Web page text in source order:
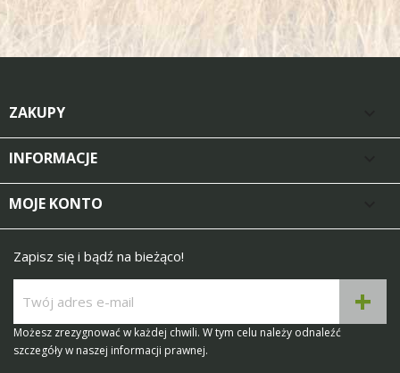
ZAKUPY
INFORMACJE
MOJE KONTO
Zapisz się i bądź na bieżąco!
Możesz zrezygnować w każdej chwili. W tym celu należy odnaleźć
szczegóły w naszej informacji prawnej.